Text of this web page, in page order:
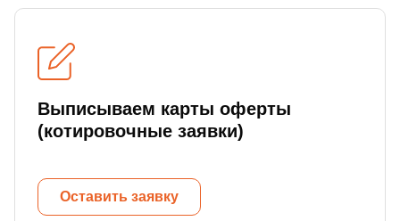
Выписываем карты оферты
(котировочные заявки)
Оставить заявку